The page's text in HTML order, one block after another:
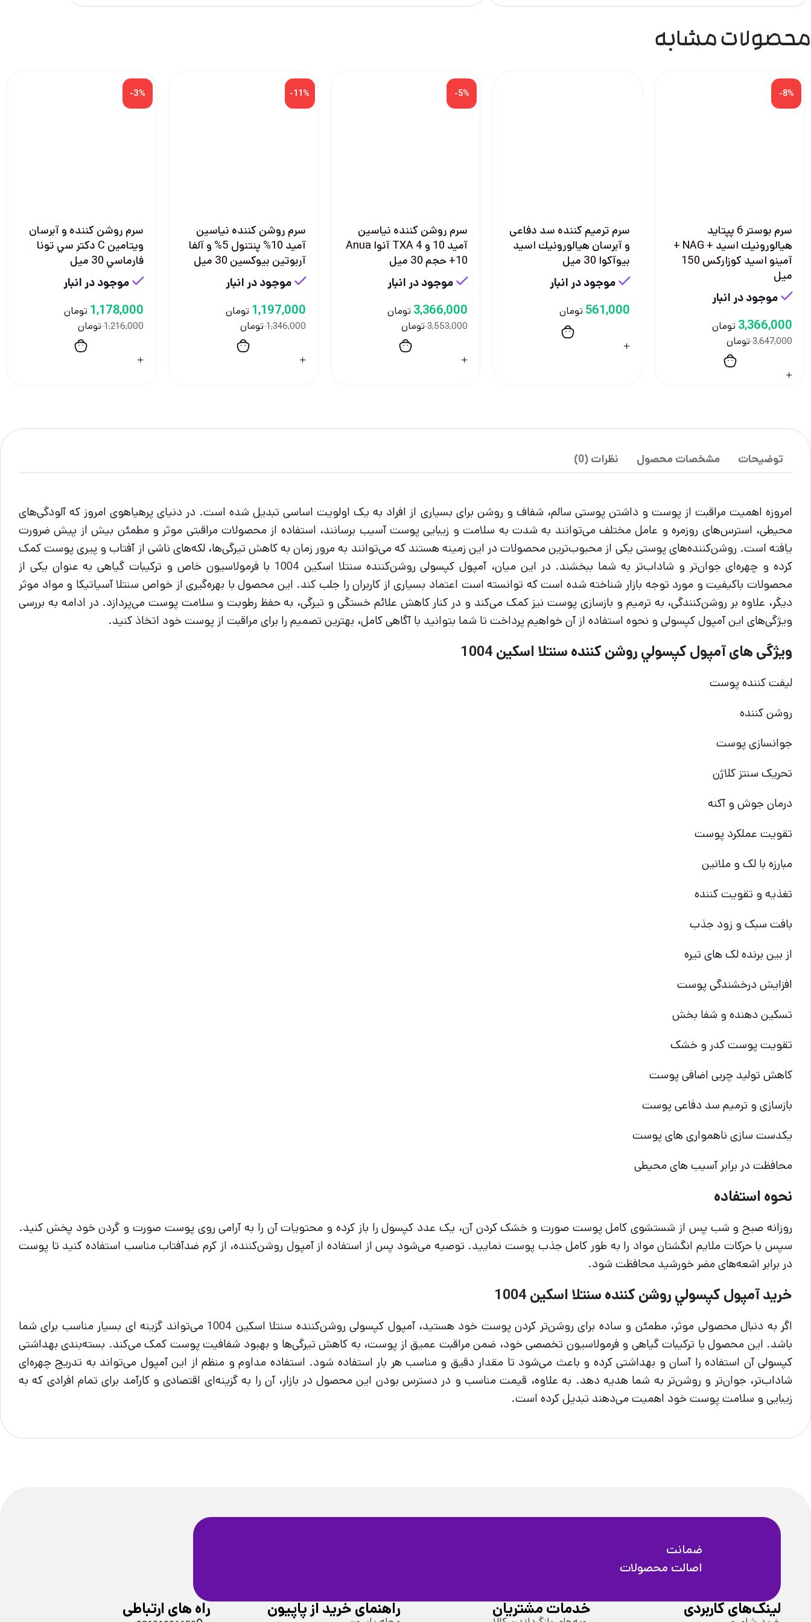
محصولات مشابه
-8%
سرم بوستر 6 پپتايد
هيالورونيك اسيد + NAG +
آمينو اسيد كوزاركس 150
ميل
موجود در انبار
3,647,000تومان
3,366,000 تومان
سرم ترميم كننده سد دفاعی
و آبرسان هيالورونيك اسيد
بيوآكوا 30 ميل
موجود در انبار
561,000 تومان
-5%
سرم روشن كننده نياسين
آميد 10 و TXA 4 آنوا Anua
10+ حجم 30 ميل
موجود در انبار
3,553,000تومان
3,366,000 تومان
-11%
سرم روشن كننده نياسين
آميد 10% پنتنول 5% و آلفا
آربوتين بيوكسين 30 ميل
موجود در انبار
1,346,000تومان
1,197,000 تومان
-3%
سرم روشن كننده و آبرسان
ويتامين C دكتر سي تونا
فارماسي 30 میل
موجود در انبار
1,216,000تومان
1,178,000 تومان
توضیحات مشخصات محصول نظرات (0)
امروزه اهمیت مراقبت از پوست و داشتن پوستی سالم، شفاف و روشن برای بسیاری از افراد به یک اولویت اساسی تبدیل شده است. در دنیای پرهیاهوی امروز که آلودگی‌های
محیطی، استرس‌های روزمره و عامل مختلف می‌توانند به شدت به سلامت و زیبایی پوست آسیب برسانند، استفاده از محصولات مراقبتی موثر و مطمئن بیش از پیش ضرورت
یافته است. روشن‌کننده‌های پوستی یکی از محبوب‌ترین محصولات در این زمینه هستند که می‌توانند به مرور زمان به کاهش تیرگی‌ها، لکه‌های ناشی از آفتاب و پیری پوست کمک
کرده و چهره‌ای جوان‌تر و شاداب‌تر به شما ببخشند. در این میان، آمپول کپسولی روشن‌کننده سنتلا اسکین 1004 با فرمولاسیون خاص و ترکیبات گیاهی به عنوان یکی از
محصولات باکیفیت و مورد توجه بازار شناخته شده است که توانسته است اعتماد بسیاری از کاربران را جلب کند. این محصول با بهره‌گیری از خواص سنتلا آسیاتیکا و مواد موثر
دیگر، علاوه بر روشن‌کنندگی، به ترمیم و بازسازی پوست نیز کمک می‌کند و در کنار کاهش علائم خستگی و تیرگی، به حفظ رطوبت و سلامت پوست می‌پردازد. در ادامه به بررسی
ویژگی‌های این آمپول کپسولی و نحوه استفاده از آن خواهیم پرداخت تا شما بتوانید با آگاهی کامل، بهترین تصمیم را برای مراقبت از پوست خود اتخاذ کنید.
ویژگی های آمپول كپسولي روشن كننده سنتلا اسكين 1004
لیفت کننده پوست
روشن کننده
جوانسازی پوست
تحریک سنتز کلاژن
درمان جوش و آکنه
تقویت عملکرد پوست
مبارزه با لک و ملانین
تغذیه و تقویت کننده
بافت سبک و زود جذب
از بین برنده لک های تیره
افزایش درخشندگی پوست
تسکین دهنده و شفا بخش
تقویت پوست کدر و خشک
کاهش تولید چربی اضافی پوست
بازسازی و ترمیم سد دفاعی پوست
یکدست سازی ناهمواری های پوست
محافظت در برابر آسیب های محیطی
نحوه استفاده
روزانه صبح و شب پس از شستشوی کامل پوست صورت و خشک کردن آن، یک عدد کپسول را باز کرده و محتویات آن را به آرامی روی پوست صورت و گردن خود پخش کنید.
سپس با حرکات ملایم انگشتان مواد را به طور کامل جذب پوست نمایید. توصیه می‌شود پس از استفاده از آمپول روشن‌کننده، از کرم ضدآفتاب مناسب استفاده کنید تا پوست
در برابر اشعه‌های مضر خورشید محافظت شود.
خرید آمپول كپسولي روشن كننده سنتلا اسكين 1004
اگر به دنبال محصولی موثر، مطمئن و ساده برای روشن‌تر کردن پوست خود هستید، آمپول کپسولی روشن‌کننده سنتلا اسکین 1004 می‌تواند گزینه ای بسیار مناسب برای شما
باشد. این محصول با ترکیبات گیاهی و فرمولاسیون تخصصی خود، ضمن مراقبت عمیق از پوست، به کاهش تیرگی‌ها و بهبود شفافیت پوست کمک می‌کند. بسته‌بندی بهداشتی
کپسولی آن استفاده را آسان و بهداشتی کرده و باعث می‌شود تا مقدار دقیق و مناسب هر بار استفاده شود. استفاده مداوم و منظم از این آمپول می‌تواند به تدریج چهره‌ای
شاداب‌تر، جوان‌تر و روشن‌تر به شما هدیه دهد. به علاوه، قیمت مناسب و در دسترس بودن این محصول در بازار، آن را به گزینه‌ای اقتصادی و کارآمد برای تمام افرادی که به
زیبایی و سلامت پوست خود اهمیت می‌دهند تبدیل کرده است.
ضمانت
اصالت محصولات
لینک‌های کاربردی خدمات مشتریان راهنمای خرید از پاپیون راه های ارتباطی